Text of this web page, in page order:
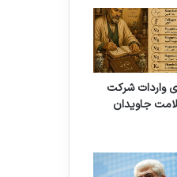
واردات شرکت
جاویدان